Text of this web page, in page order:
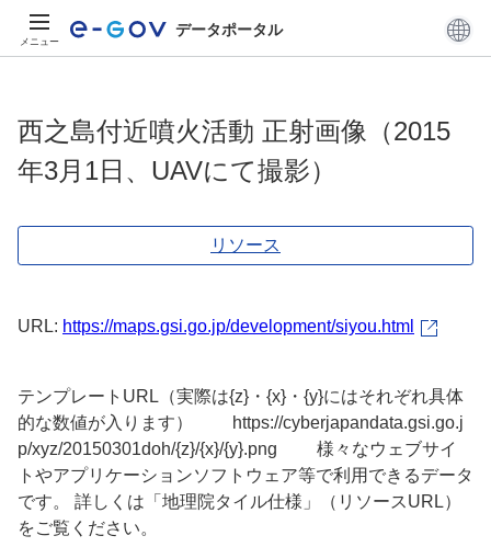
メニュー
データポータル
西之島付近噴火活動 正射画像（2015
年3月1日、UAVにて撮影）
リソース
URL: https://maps.gsi.go.jp/development/siyou.html
テンプレートURL（実際は{z}・{x}・{y}にはそれぞれ具体
的な数値が入ります） https://cyberjapandata.gsi.go.j
p/xyz/20150301doh/{z}/{x}/{y}.png 様々なウェブサイ
トやアプリケーションソフトウェア等で利用できるデータ
です。 詳しくは「地理院タイル仕様」（リソースURL）
をご覧ください。